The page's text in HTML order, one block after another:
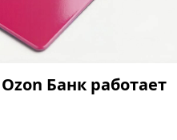
Банк работает